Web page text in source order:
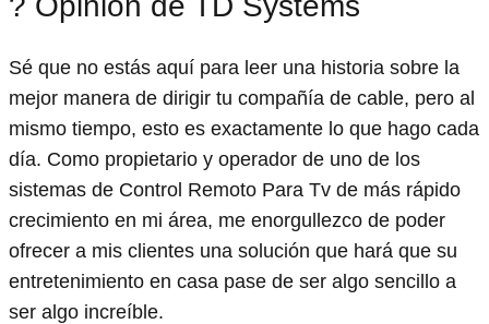
Sé que no estás aquí para leer una historia sobre la
mejor manera de dirigir tu compañía de cable, pero al
mismo tiempo, esto es exactamente lo que hago cada
día. Como propietario y operador de uno de los
sistemas de Control Remoto Para Tv de más rápido
crecimiento en mi área, me enorgullezco de poder
ofrecer a mis clientes una solución que hará que su
entretenimiento en casa pase de ser algo sencillo a
ser algo increíble.